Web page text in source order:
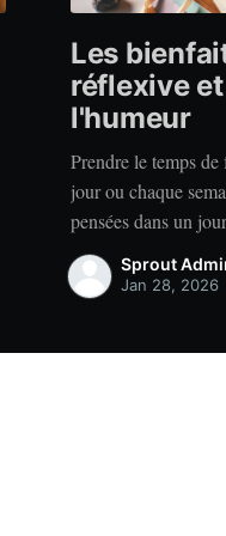
Les
réflexive
l'humeur
Prendre le temps
jour ou chaque
pensées dans un
bénéfices. Alors,
est-il déjà arrivé de
Sprout
Jan 28, 2026